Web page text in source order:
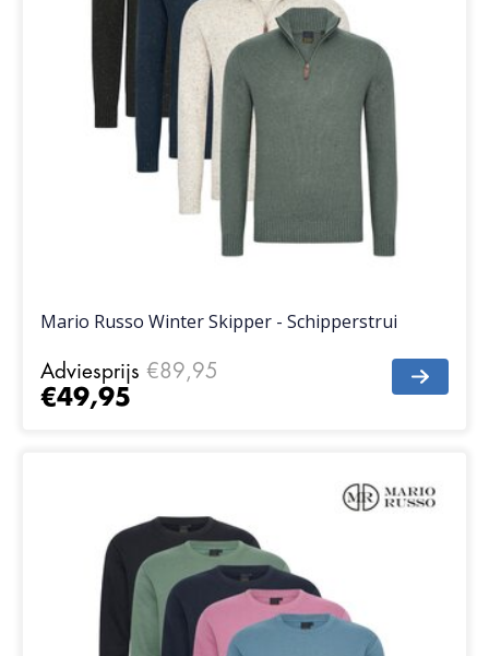
Mario Russo Winter Skipper - Schipperstrui
Adviesprijs €89,95
€49,95